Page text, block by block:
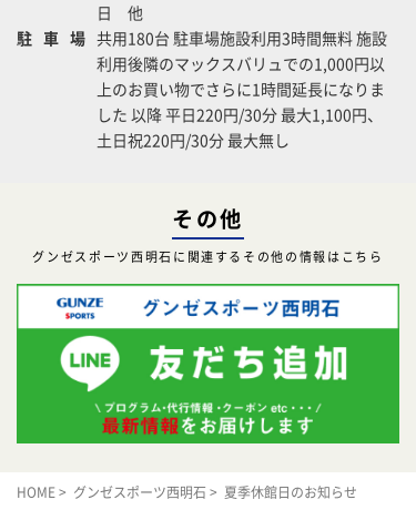
日 他
駐車場 共用180台 駐車場施設利用3時間無料 施設
利用後隣のマックスバリュでの1,000円以
上のお買い物でさらに1時間延長になりま
した 以降 平日220円/30分 最大1,100円、
土日祝220円/30分 最大無し
その他
グンゼスポーツ西明石に関連するその他の情報はこちら
HOME> グンゼスポーツ西明石> 夏季休館日のお知らせ